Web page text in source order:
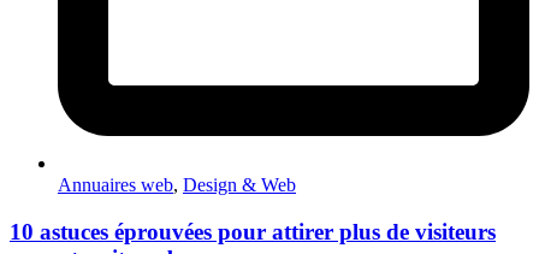
Annuaires web, Design & Web
10 astuces éprouvées pour attirer plus de visiteurs